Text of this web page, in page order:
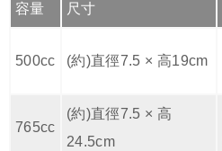
容量 尺寸
500cc (約)直徑7.5 × 高19cm
765cc
(約)直徑7.5 × 高
24.5cm